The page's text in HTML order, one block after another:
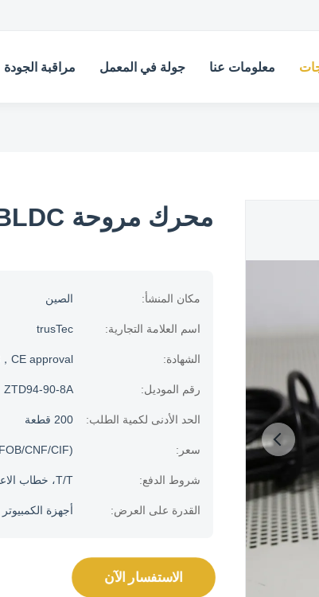
معلومات عنا جولة في المعمل مراقبة الجودة
محرك مروحة BLDC
مكان المنشأ: الصين
اسم العلامة التجارية: trusTec
الشهادة: CE approval
رقم الموديل: ZTD94-90-8A
الحد الأدنى لكمية الطلب: 200 قطعة
سعر: CNF/CIF)
شروط الدفع: T/T، خطاب الاعتماد
القدرة على العرض: أجهزة الكمبيوتر 100,000 شهريا
الاستفسار الآن